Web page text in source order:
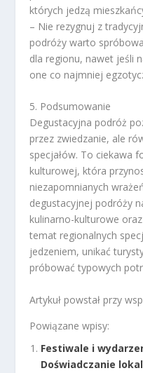
których jedzą
– Nie rezygnuj z
podróży warto
dla regionu, nawet jeśli
one co najmniej
5. Podsumowanie
Degustacyjna podróż
przez zwiedzanie, ale
specjałów. To ciekawa
kulturowej, która
niezapomnianych
degustacyjnej podróży
kulinarno-kulturowe
temat regionalnych
jedzeniem, unikać
próbować typowych
Artykuł powstał przy
Powiązane wpisy:
Festiwale i
Doświadczanie